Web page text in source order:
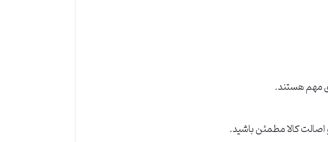
مهم هستند.
کالا مطمئن باشید.